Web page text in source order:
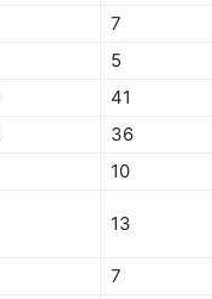
7
5
41
36
10
13
7